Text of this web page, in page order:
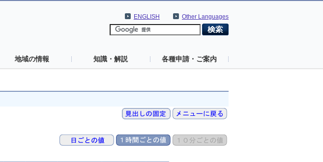
Other Languages
ENGLISH
地域の情報 知識・解説 各種申請・ご案内